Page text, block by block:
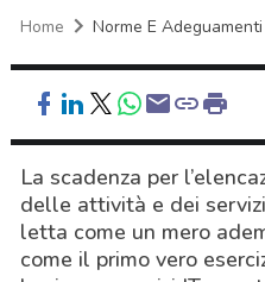
Home Norme E Adeguamenti
La scadenza per
delle attività e dei
letta come un mero
come il primo vero